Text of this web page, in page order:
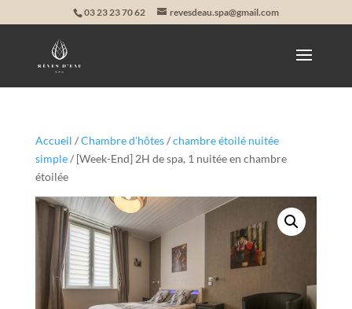
03 23 23 70 62 revesdeau.spa@gmail.com
Accueil /Chambre d'hôtes/chambre étoilé nuitée
simple/ [Week-End] 2H de spa, 1 nuitée en chambre
étoilée